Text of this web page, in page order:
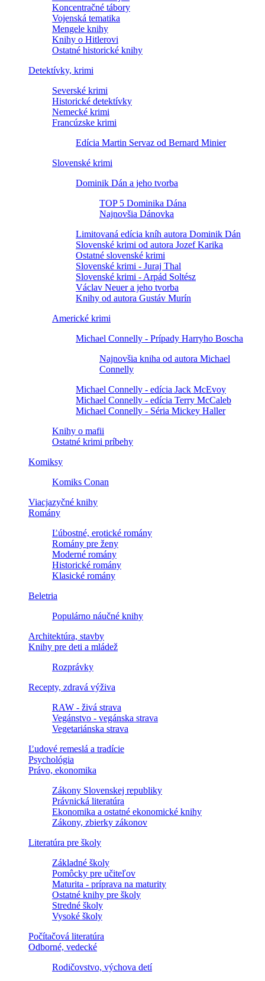
Koncentračné tábory
Vojenská tematika
Mengele knihy
Knihy o Hitlerovi
Ostatné historické knihy
Detektívky, krimi
Severské krimi
Historické detektívky
Nemecké krimi
Francúzske krimi
Edícia Martin Servaz od Bernard Minier
Slovenské krimi
Dominik Dán a jeho tvorba
TOP 5 Dominika Dána
Najnovšia Dánovka
Limitovaná edícia kníh autora Dominik Dán
Slovenské krimi od autora Jozef Karika
Ostatné slovenské krimi
Slovenské krimi - Juraj Thal
Slovenské krimi - Arpád Soltész
Václav Neuer a jeho tvorba
Knihy od autora Gustáv Murín
Americké krimi
Michael Connelly - Prípady Harryho Boscha
Najnovšia kniha od autora Michael
Connelly
Michael Connelly - edícia Jack McEvoy
Michael Connelly - edícia Terry McCaleb
Michael Connelly - Séria Mickey Haller
Knihy o mafii
Ostatné krimi príbehy
Komiksy
Komiks Conan
Viacjazyčné knihy
Romány
Ľúbostné, erotické romány
Romány pre ženy
Moderné romány
Historické romány
Klasické romány
Beletria
Populárno náučné knihy
Architektúra, stavby
Knihy pre deti a mládež
Rozprávky
Recepty, zdravá výživa
RAW - živá strava
Vegánstvo - vegánska strava
Vegetariánska strava
Ľudové remeslá a tradície
Psychológia
Právo, ekonomika
Zákony Slovenskej republiky
Právnická literatúra
Ekonomika a ostatné ekonomické knihy
Zákony, zbierky zákonov
Literatúra pre školy
Základné školy
Pomôcky pre učiteľov
Maturita - príprava na maturity
Ostatné knihy pre školy
Stredné školy
Vysoké školy
Počítačová literatúra
Odborné, vedecké
Rodičovstvo, výchova detí